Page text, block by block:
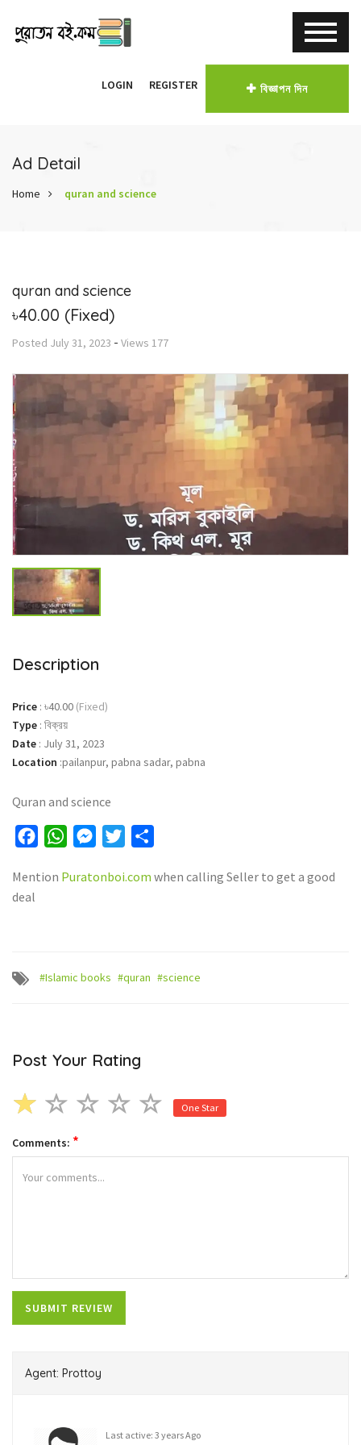
LOGIN REGISTER বিজ্ঞাপন দিন
Ad Detail
Home quran and science
quran and science
৳40.00 (Fixed)
Posted July 31, 2023 - Views 177
Description
Price : ৳40.00 (Fixed)
Type : বিক্রয়
Date : July 31, 2023
Location :pailanpur, pabna sadar, pabna
Quran and science
FacebookWhatsAppMessenger
Twitter
Mention Puratonboi.com when calling Seller to get a good
deal
#Islamic books #quran #science
Post Your Rating
One Star
Comments: *
Agent: Prottoy
Last active: 3 years Ago